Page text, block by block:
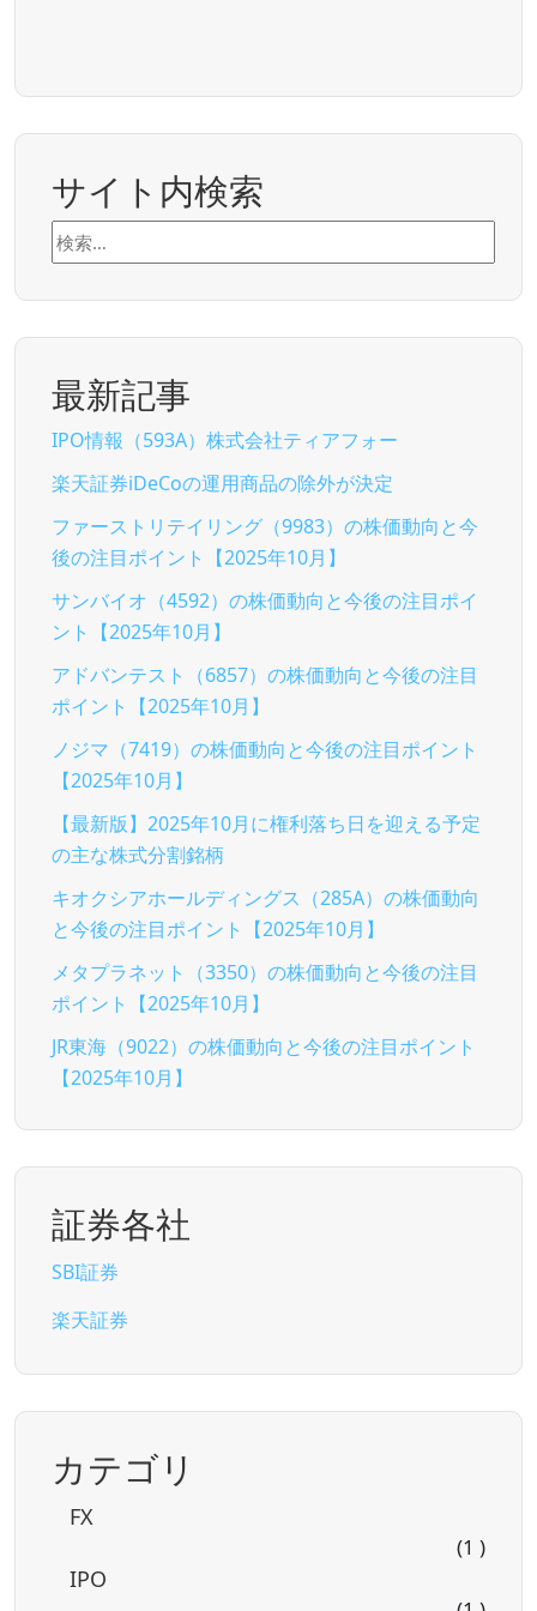
サイト内検索
検
索:
最新記事
IPO情報（593A）株式会社ティアフォー
楽天証券iDeCoの運用商品の除外が決定
ファーストリテイリング（9983）の株価動向と今
後の注目ポイント【2025年10月】
サンバイオ（4592）の株価動向と今後の注目ポイ
ント【2025年10月】
アドバンテスト（6857）の株価動向と今後の注目
ポイント【2025年10月】
ノジマ（7419）の株価動向と今後の注目ポイント
【2025年10月】
【最新版】2025年10月に権利落ち日を迎える予定
の主な株式分割銘柄
キオクシアホールディングス（285A）の株価動向
と今後の注目ポイント【2025年10月】
メタプラネット（3350）の株価動向と今後の注目
ポイント【2025年10月】
JR東海（9022）の株価動向と今後の注目ポイント
【2025年10月】
証券各社
SBI証券
楽天証券
カテゴリ
FX
(1 )
IPO